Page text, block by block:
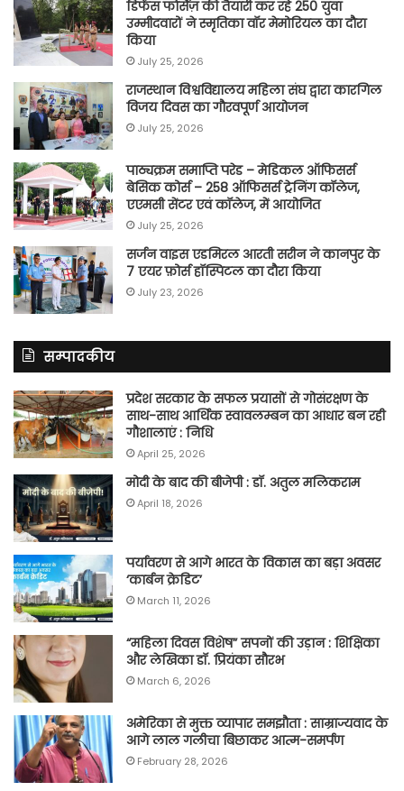
डिफेंस फोर्सेज़ की तैयारी कर रहे 250 युवा
उम्मीदवारों ने स्मृतिका वॉर मेमोरियल का दौरा
किया
July 25, 2026
राजस्थान विश्वविद्यालय महिला संघ द्वारा कारगिल
विजय दिवस का गौरवपूर्ण आयोजन
July 25, 2026
पाठ्यक्रम समाप्ति परेड – मेडिकल ऑफिसर्स
बेसिक कोर्स – 258 ऑफिसर्स ट्रेनिंग कॉलेज,
एएमसी सेंटर एवं कॉलेज, में आयोजित
July 25, 2026
सर्जन वाइस एडमिरल आरती सरीन ने कानपुर के
7 एयर फ़ोर्स हॉस्पिटल का दौरा किया
July 23, 2026
सम्पादकीय
प्रदेश सरकार के सफल प्रयासों से गोसंरक्षण के
साथ-साथ आर्थिक स्वावलम्बन का आधार बन रही
गौशालाएं : निधि
April 25, 2026
मोदी के बाद की बीजेपी : डॉ. अतुल मलिकराम
April 18, 2026
पर्यावरण से आगे भारत के विकास का बड़ा अवसर
‘कार्बन क्रेडिट’
March 11, 2026
“महिला दिवस विशेष” सपनों की उड़ान : शिक्षिका
और लेखिका डॉ. प्रियंका सौरभ
March 6, 2026
अमेरिका से मुक्त व्यापार समझौता : साम्राज्यवाद के
आगे लाल गलीचा बिछाकर आत्म-समर्पण
February 28, 2026